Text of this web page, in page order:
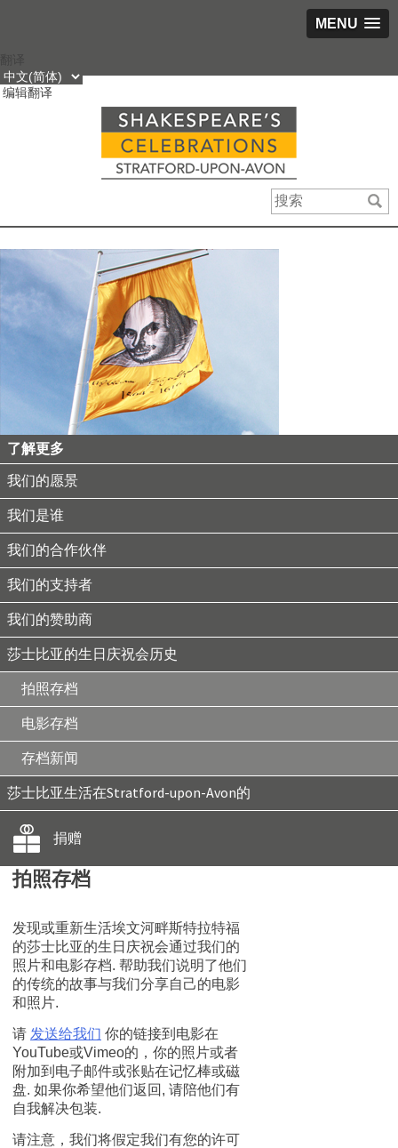
MENU
到
内
编辑翻译
了解更多
我们的愿景
我们是谁
我们的合作伙伴
我们的支持者
我们的赞助商
莎士比亚的生日庆祝会历史
拍照存档
电影存档
存档新闻
莎士比亚生活在Stratford-upon-Avon的
捐赠
拍照存档
发现或重新生活埃文河畔斯特拉特福
的莎士比亚的生日庆祝会通过我们的
照片和电影存档. 帮助我们说明了他们
的传统的故事与我们分享自己的电影
和照片.
请 发送给我们 你的链接到电影在
YouTube或Vimeo的，你的照片或者
附加到电子邮件或张贴在记忆棒或磁
盘. 如果你希望他们返回, 请陪他们有
自我解决包装.
请注意，我们将假定我们有您的许可